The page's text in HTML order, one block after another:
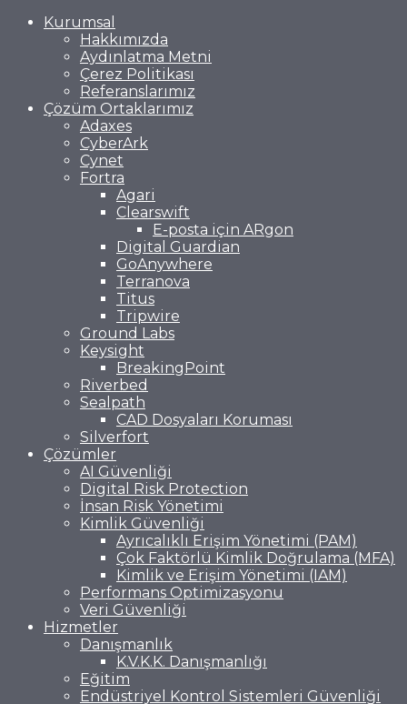
Kurumsal
Hakkımızda
Aydınlatma Metni
Çerez Politikası
Referanslarımız
Çözüm Ortaklarımız
Adaxes
CyberArk
Cynet
Fortra
Agari
Clearswift
E-posta için ARgon
Digital Guardian
GoAnywhere
Terranova
Titus
Tripwire
Ground Labs
Keysight
BreakingPoint
Riverbed
Sealpath
CAD Dosyaları Koruması
Silverfort
Çözümler
AI Güvenliği
Digital Risk Protection
İnsan Risk Yönetimi
Kimlik Güvenliği
Ayrıcalıklı Erişim Yönetimi (PAM)
Çok Faktörlü Kimlik Doğrulama (MFA)
Kimlik ve Erişim Yönetimi (IAM)
Performans Optimizasyonu
Veri Güvenliği
Hizmetler
Danışmanlık
K.V.K.K. Danışmanlığı
Eğitim
Endüstriyel Kontrol Sistemleri Güvenliği